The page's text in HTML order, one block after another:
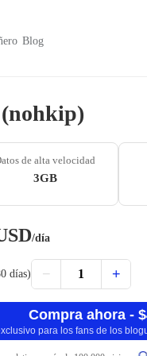
Blog
de alta velocidad
3GB
/día
días) − 1 +
Compra ahora -
para los fans de los